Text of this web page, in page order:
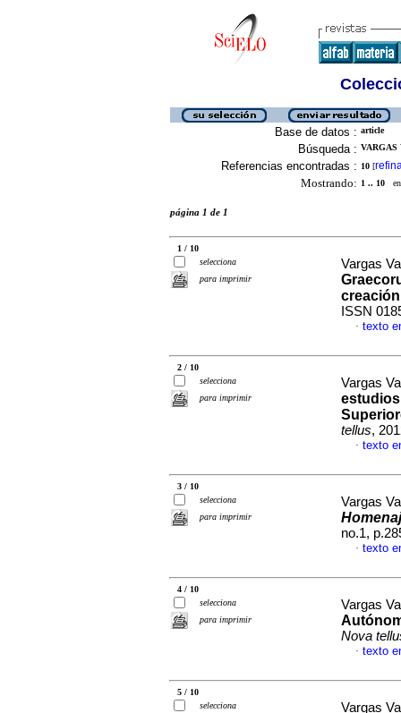
Base de datos : article
Búsqueda :
Referencias encontradas : 10 [
Mostrando: 1 .. 10 en
página 1 de 1
1 / 10
selecciona
para imprimir
Vargas
creación
ISSN
· texto
2 / 10
selecciona
para imprimir
Vargas
tellus,
· texto
3 / 10
selecciona
para imprimir
Vargas
no.1,
· texto
4 / 10
selecciona
para imprimir
Vargas
Nova
· texto
5 / 10
selecciona
Vargas